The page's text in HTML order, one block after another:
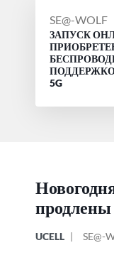
ОТ
SE@-WOLF
ЗАПУСК
5G
продлены
UCELL SE@-